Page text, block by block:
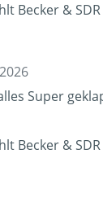
Becker &
Super
Becker &